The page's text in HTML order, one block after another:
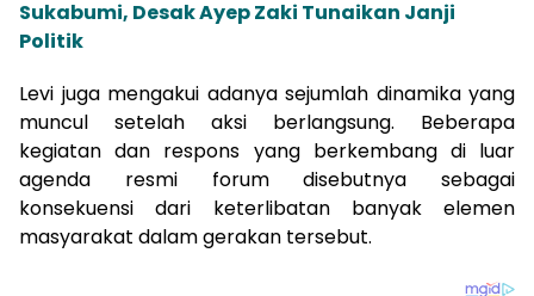
Sukabumi, Desak Ayep Zaki Tunaikan Janji
Politik
Levi juga mengakui adanya sejumlah dinamika yang
muncul setelah aksi berlangsung. Beberapa
kegiatan dan respons yang berkembang di luar
agenda resmi forum disebutnya sebagai
konsekuensi dari keterlibatan banyak elemen
masyarakat dalam gerakan tersebut.